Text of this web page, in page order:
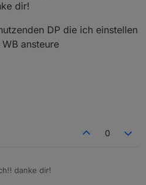
Du fragen hast, dann schreib
einige Antworten bisher
zähle ich nicht mit....?
dir!
DP die ich einstellen
ansteure
0
danke dir!